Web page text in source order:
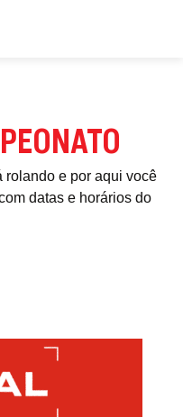
rolando e por aqui você
datas e horários do